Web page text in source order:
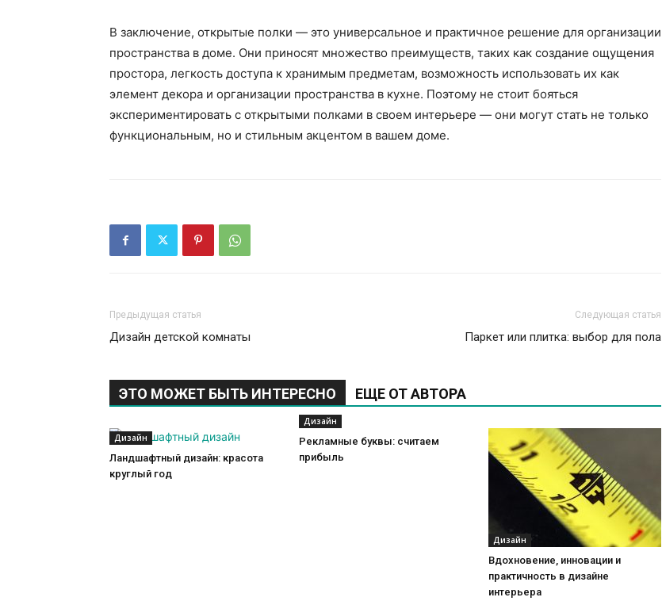
В заключение, открытые полки — это универсальное и практичное решение для организации
пространства в доме. Они приносят множество преимуществ, таких как создание ощущения
простора, легкость доступа к хранимым предметам, возможность использовать их как
элемент декора и организации пространства в кухне. Поэтому не стоит бояться
экспериментировать с открытыми полками в своем интерьере — они могут стать не только
функциональным, но и стильным акцентом в вашем доме.
Предыдущая статья
Дизайн детской комнаты
Следующая статья
Паркет или плитка: выбор для пола
ЭТО МОЖЕТ БЫТЬ ИНТЕРЕСНО ЕЩЕ ОТ АВТОРА
Дизайн
Ландшафтный дизайн: красота
круглый год
Дизайн
Рекламные буквы: считаем
прибыль
Дизайн
Вдохновение, инновации и
практичность в дизайне
интерьера